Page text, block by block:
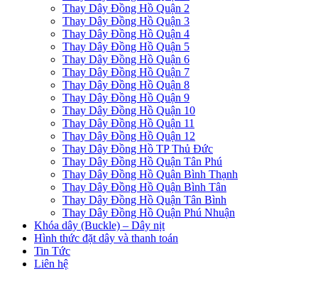
Thay Dây Đồng Hồ Quận 2
Thay Dây Đồng Hồ Quận 3
Thay Dây Đồng Hồ Quận 4
Thay Dây Đồng Hồ Quận 5
Thay Dây Đồng Hồ Quận 6
Thay Dây Đồng Hồ Quận 7
Thay Dây Đồng Hồ Quận 8
Thay Dây Đồng Hồ Quận 9
Thay Dây Đồng Hồ Quận 10
Thay Dây Đồng Hồ Quận 11
Thay Dây Đồng Hồ Quận 12
Thay Dây Đồng Hồ TP Thủ Đức
Thay Dây Đồng Hồ Quận Tân Phú
Thay Dây Đồng Hồ Quận Bình Thạnh
Thay Dây Đồng Hồ Quận Bình Tân
Thay Dây Đồng Hồ Quận Tân Bình
Thay Dây Đồng Hồ Quận Phú Nhuận
Khóa dây (Buckle) – Dây nịt
Hình thức đặt dây và thanh toán
Tin Tức
Liên hệ